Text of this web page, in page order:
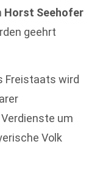
Horst Seehofer
geehrt
Freistaats wird
um
Volk